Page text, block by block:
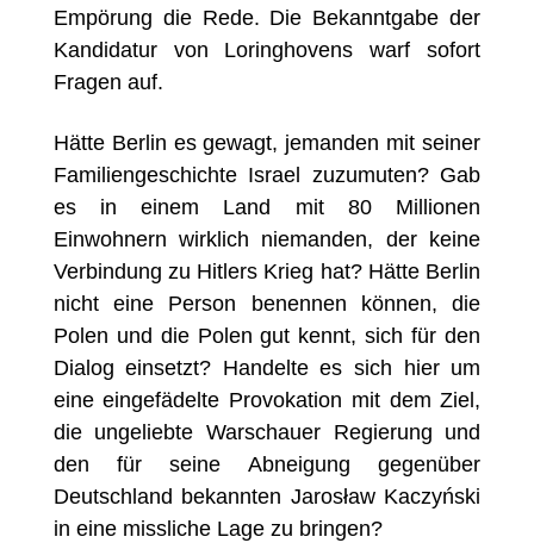
Empörung die Rede. Die Bekanntgabe der
Kandidatur von Loringhovens warf sofort
Fragen auf.
Hätte Berlin es gewagt, jemanden mit seiner
Familiengeschichte Israel zuzumuten? Gab
es in einem Land mit 80 Millionen
Einwohnern wirklich niemanden, der keine
Verbindung zu Hitlers Krieg hat? Hätte Berlin
nicht eine Person benennen können, die
Polen und die Polen gut kennt, sich für den
Dialog einsetzt? Handelte es sich hier um
eine eingefädelte Provokation mit dem Ziel,
die ungeliebte Warschauer Regierung und
den für seine Abneigung gegenüber
Deutschland bekannten Jarosław Kaczyński
in eine missliche Lage zu bringen?